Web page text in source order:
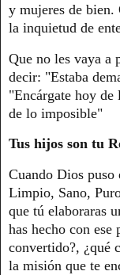
y mujeres de bien.
la inquietud de
Que no les vaya a
decir: "Estaba
"Encárgate hoy de
de lo imposible"
Tus hijos son tu
Cuando Dios puso
Limpio, Sano,
que tú elaboraras
has hecho con ese
convertido?, ¿qué
la misión que te